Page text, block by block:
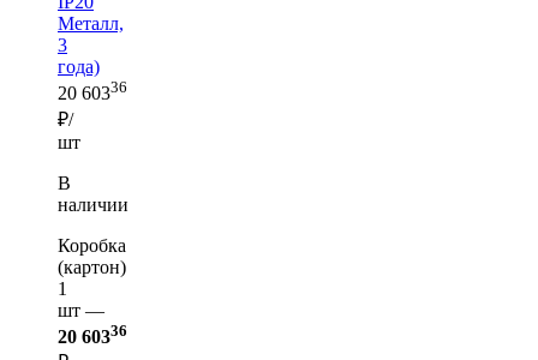
Металл,
3
года)
20 60336
₽/
шт
В
наличии
Коробка
(картон)
1
шт —
20 60336